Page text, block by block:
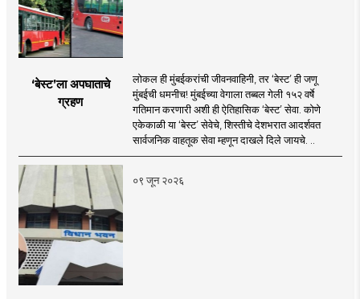
‘बेस्ट’ला अपघाताचे
ग्रहण
लोकल ही मुंबईकरांची जीवनवाहिनी, तर ‘बेस्ट’ ही जणू
मुंबईची धमनीच! मुंबईच्या वेगाला तब्बल गेली १५२ वर्षे
गतिमान करणारी अशी ही ऐतिहासिक ‘बेस्ट’ सेवा. कोणे
एकेकाळी या ‘बेस्ट’ सेवेचे, शिस्तीचे देशभरात आदर्शवत
सार्वजनिक वाहतूक सेवा म्हणून दाखले दिले जायचे. ..
०९ जून २०२६